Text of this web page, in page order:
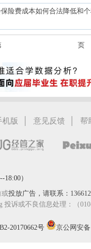
保险费成本如何合法降低和
页
机版 | 意见反馈 | 帮
）
或投放广告，请联系：
投诉或不良信息处理：（010-
20170662号 京公网安